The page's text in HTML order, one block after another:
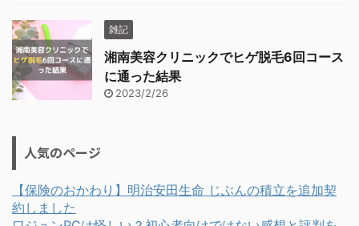
雑記
湘南美容クリニックでヒゲ脱毛6回コース
に通った結果
2023/2/26
人気のページ
【保険のおかわり】明治安田生命 じぶんの積立を追加契
約しました